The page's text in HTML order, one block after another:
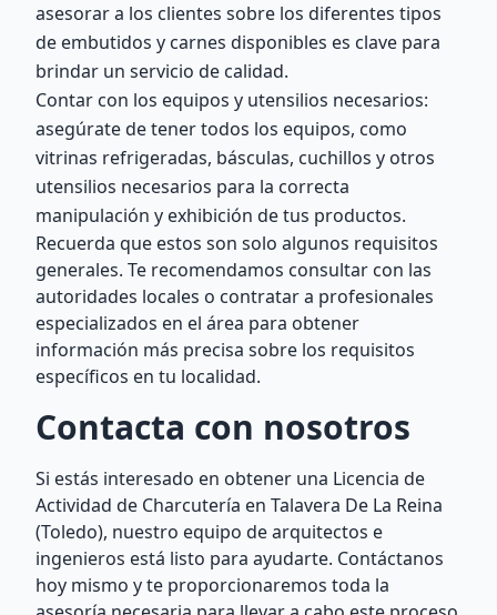
asesorar a los clientes sobre los diferentes tipos
de embutidos y carnes disponibles es clave para
brindar un servicio de calidad.
Contar con los equipos y utensilios necesarios:
asegúrate de tener todos los equipos, como
vitrinas refrigeradas, básculas, cuchillos y otros
utensilios necesarios para la correcta
manipulación y exhibición de tus productos.
Recuerda que estos son solo algunos requisitos
generales. Te recomendamos consultar con las
autoridades locales o contratar a profesionales
especializados en el área para obtener
información más precisa sobre los requisitos
específicos en tu localidad.
Contacta con nosotros
Si estás interesado en obtener una Licencia de
Actividad de Charcutería en Talavera De La Reina
(Toledo), nuestro equipo de arquitectos e
ingenieros está listo para ayudarte. Contáctanos
hoy mismo y te proporcionaremos toda la